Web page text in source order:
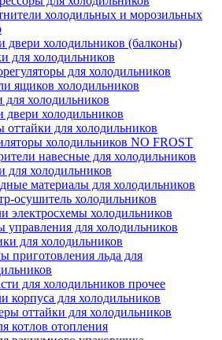
холодильных и морозильных
двери холодильников (балконы)
для холодильников
для холодильников
ящиков холодильников
для холодильников
двери холодильников
для холодильников
холодильников NO FROST
навесные для холодильников
для холодильников
материалы для холодильников
осушитель холодильников
электросхемы холодильников
управления для холодильников
для холодильников
приготовления льда для
для холодильников прочее
корпуса для холодильников
оттайки для холодильников
котлов отопления